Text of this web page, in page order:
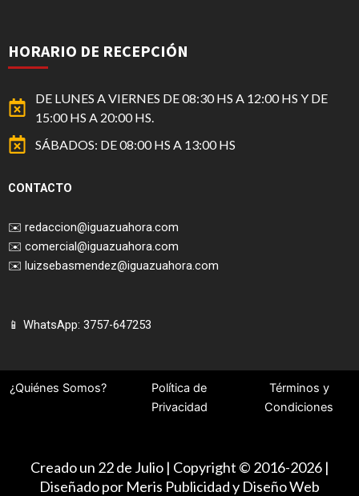
HORARIO DE RECEPCIÓN
DE LUNES A VIERNES DE 08:30 HS A 12:00 HS Y DE
15:00 HS A 20:00 HS.
SÁBADOS: DE 08:00 HS A 13:00 HS
CONTACTO
✉️ redaccion@iguazuahora.com
✉️ comercial@iguazuahora.com
✉️ luizsebasmendez@iguazuahora.com
📱 WhatsApp: 3757-647253
¿Quiénes Somos?
Política de
Privacidad
Términos y
Condiciones
Creado un 22 de Julio | Copyright © 2016-2026 |
Diseñado por Meris Publicidad y Diseño Web